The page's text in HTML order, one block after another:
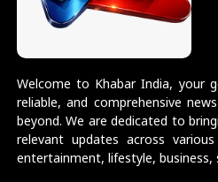
Welcome to Khabar India, your
reliable, and comprehensive
beyond. We are dedicated to
relevant updates across
entertainment, lifestyle, business,